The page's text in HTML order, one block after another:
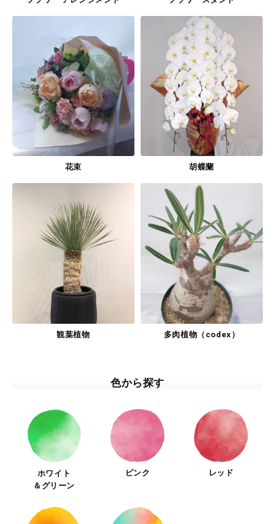
花束 胡蝶蘭
観葉植物 多肉植物（codex）
色から探す
ホワイト
＆グリーン
ピンク レッド